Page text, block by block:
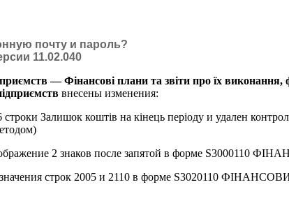
почту и пароль?
11.02.040
— Фінансові плани та звіти про їх виконання,
внесены изменения:
строки Залишок коштів на кінець періоду и удален
2 знаков после запятой в форме S3000110
строк 2005 и 2110 в форме S3020110